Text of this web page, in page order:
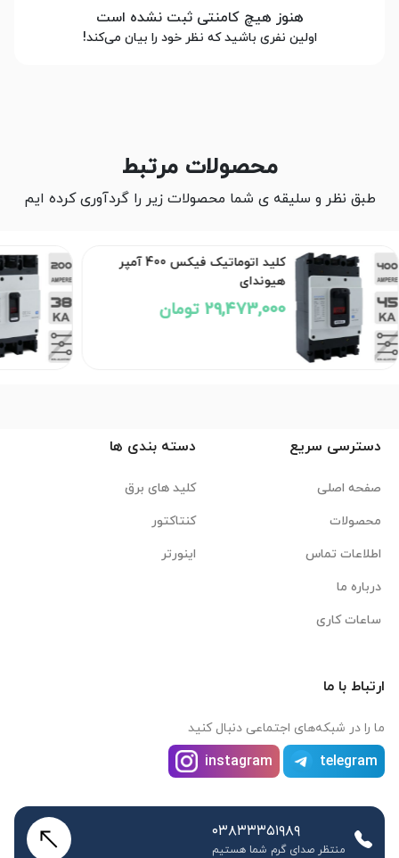
هنوز هیچ کامنتی ثبت نشده است
اولین نفری باشید که نظر خود را بیان می‌کند!
محصولات مرتبط
طبق نظر و سلیقه ی شما محصولات زیر را گردآوری کرده ایم
کلید اتوماتیک فیکس 400 آمپر
هیوندای
29,473,000 تومان
دسترسی سریع
صفحه اصلی
محصولات
اطلاعات تماس
درباره ما
ساعات کاری
دسته بندی ها
کلید های برق
کنتاکتور
اینورتر
ارتباط با ما
ما را در شبکه‌های اجتماعی دنبال کنید
telegram
instagram
۰۳۸۳۳۳۵۱۹۸۹
منتظر صدای گرم شما هستیم